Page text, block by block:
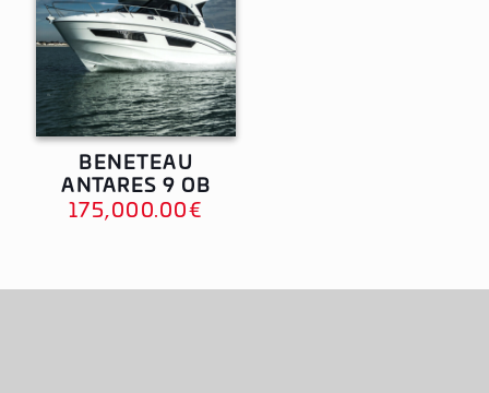
BENETEAU
ANTARES 9 OB
175,000.00€